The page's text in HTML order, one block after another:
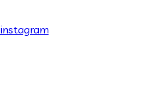
instagram